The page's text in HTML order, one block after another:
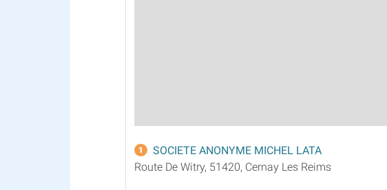
1
SOCIETE ANONYME MICHEL LATA
Route De Witry, 51420, Cernay Les Reims